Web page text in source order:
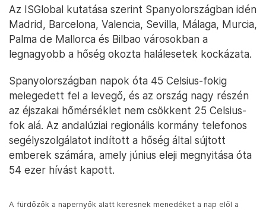
Az ISGlobal kutatása szerint Spanyolországban idén
Madrid, Barcelona, Valencia, Sevilla, Málaga, Murcia,
Palma de Mallorca és Bilbao városokban a
legnagyobb a hőség okozta halálesetek kockázata.
Spanyolországban napok óta 45 Celsius-fokig
melegedett fel a levegő, és az ország nagy részén
az éjszakai hőmérséklet nem csökkent 25 Celsius-
fok alá. Az andalúziai regionális kormány telefonos
segélyszolgálatot indított a hőség által sújtott
emberek számára, amely június eleji megnyitása óta
54 ezer hívást kapott.
A fürdőzők a napernyők alatt keresnek menedéket a nap elől a